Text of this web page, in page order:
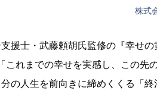
株式
援士・武藤頼胡氏監修の『幸せの
れまでの幸せを実感し、この先
の人生を前向きに締めくくる「終